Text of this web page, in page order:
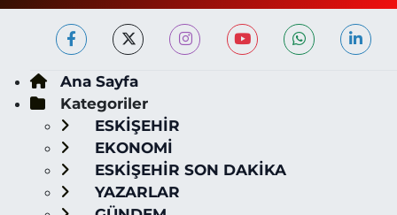
Ana Sayfa
Kategoriler
ESKİŞEHİR
EKONOMİ
ESKİŞEHİR SON DAKİKA
YAZARLAR